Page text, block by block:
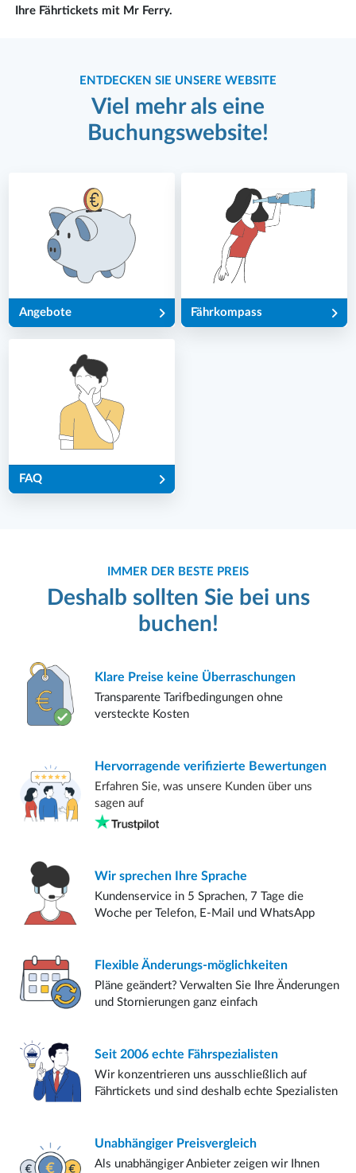
Ihre Fährtickets mit Mr Ferry.
ENTDECKEN SIE UNSERE WEBSITE
Viel mehr als eine
Buchungswebsite!
Angebote Fährkompass
FAQ
IMMER DER BESTE PREIS
Deshalb sollten Sie bei uns
buchen!
Klare Preise keine Überraschungen
Transparente Tarifbedingungen ohne
versteckte Kosten
Hervorragende verifizierte Bewertungen
Erfahren Sie, was unsere Kunden über uns
sagen auf
Wir sprechenIhre Sprache
Kundenservice in 5 Sprachen, 7 Tage die
Woche per Telefon, E-Mail und WhatsApp
Flexible Änderungs-möglichkeiten
Pläne geändert? Verwalten Sie Ihre Änderungen
und Stornierungen ganz einfach
Seit 2006echte Fährspezialisten
Wir konzentrieren uns ausschließlich auf
Fährtickets und sind deshalb echte Spezialisten
UnabhängigerPreisvergleich
Als unabhängiger Anbieter zeigen wir Ihnen